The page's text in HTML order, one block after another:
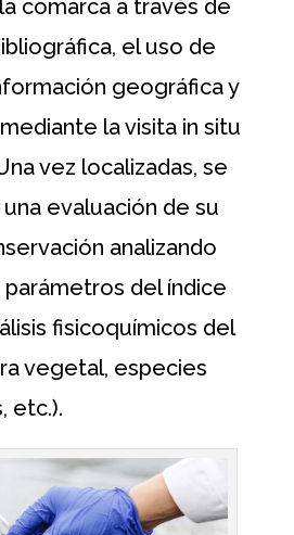
comarca a través de
el uso de
geográfica y
la visita in situ
vez localizadas, se
evaluación de su
analizando
del índice
fisicoquímicos del
vegetal, especies
etc.).